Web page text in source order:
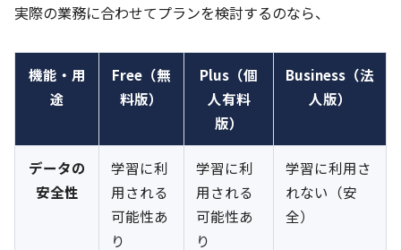
実際の業務に合わせてプランを検討するのなら、
機能・用
途
Free（無
料版）
Plus（個
人有料
版）
Business（法
人版）
データの
安全性
学習に利
用される
可能性あ
り
学習に利
用される
可能性あ
り
学習に利用さ
れない（安
全）